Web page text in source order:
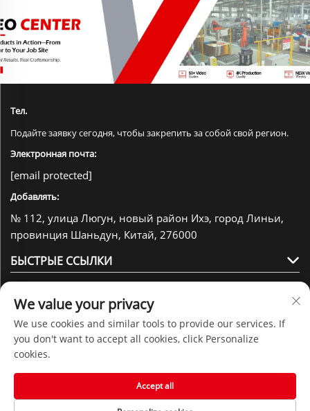
Тел.
Подайте заявку сегодня, чтобы закрепить за собой свой регион.
Электронная почта:
[email protected]
Добавлять:
№ 112, улица Люгун, новый район Ихэ, город Линьи,
провинция Шаньдун, Китай, 276000
БЫСТРЫЕ ССЫЛКИ
JUHUAN
Подписаться на нас
We value your privacy
We use cookies and similar tools to provide our services. If
you don't want to accept all cookies, click Personalize
cookies.
Accept all